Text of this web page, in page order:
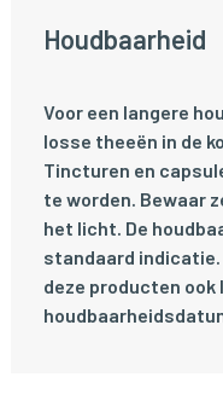
Houdbaarheid
Voor een langere
losse theeën in de
Tincturen en
te worden. Bewaar
het licht. De
standaard indicatie.
deze producten ook